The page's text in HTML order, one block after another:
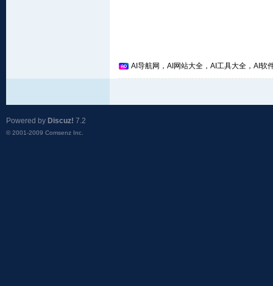
AI导航网，AI网站大全，AI工具大全，AI软
Powered by Discuz! 7.2
© 2001-2009 Comsenz Inc.